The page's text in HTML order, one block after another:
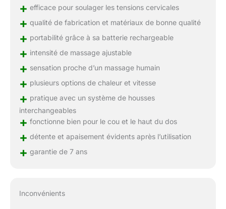
+ efficace pour soulager les tensions cervicales
+ qualité de fabrication et matériaux de bonne qualité
+ portabilité grâce à sa batterie rechargeable
+ intensité de massage ajustable
+ sensation proche d’un massage humain
+ plusieurs options de chaleur et vitesse
+ pratique avec un système de housses
interchangeables
+ fonctionne bien pour le cou et le haut du dos
+ détente et apaisement évidents après l’utilisation
+ garantie de 7 ans
Inconvénients